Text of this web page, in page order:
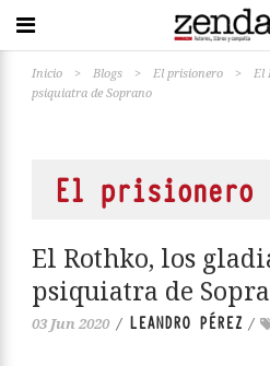
Inicio > Blogs > El prisionero >
El
psiquiatra de Soprano
El prisionero
El Rothko, los
psiquiatra de
03 Jun 2020 / LEANDRO PÉREZ /